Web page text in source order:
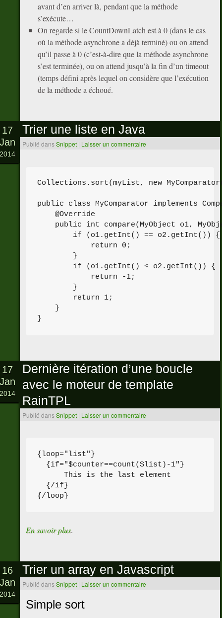
avant d’en arriver là, pendant que la méthode
s’exécute…
On regarde si le CountDownLatch est à 0 (dans le cas
où la méthode asynchrone a déjà terminé) ou on attend
qu’il passe à 0 (c’est-à-dire que la méthode asynchrone
s’est terminée), ou on attend jusqu’à la fin d’un timeout
(temps défini après lequel on considère que l’exécution
de la méthode a échoué.
Trier une liste en Java
Publié dansSnippet | Laisser un commentaire
17
Jan
2014
Collections.sort(myList, new
public class MyComparator implements
    @Override
public int compare(MyObject o1,
        if (o1.getInt() == o2.getInt()) {
            return 0;
        }
        if (o1.getInt() < o2.getInt()) {
            return -1;
        }
        return 1;
    }
Dernière itération d’une boucle
avec le moteur de template
RainTPL
Publié dansSnippet | Laisser un commentaire
17
Jan
2014
{loop="list"}
  {if="$counter==count($list)-1"}
      This is the last element
  {/if}
En savoir plus.
Trier un array en Javascript
Publié dansSnippet | Laisser un commentaire
16
Jan
2014
Simple sort